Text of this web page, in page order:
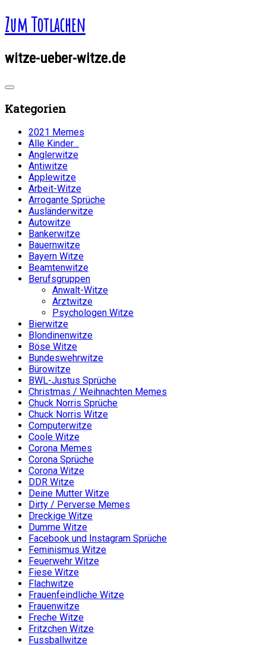
Zum Totlachen
witze-ueber-witze.de
Kategorien
2021 Memes
Alle Kinder…
Anglerwitze
Antiwitze
Applewitze
Arbeit-Witze
Arrogante Sprüche
Ausländerwitze
Autowitze
Bankerwitze
Bauernwitze
Bayern Witze
Beamtenwitze
Berufsgruppen
Anwalt-Witze
Arztwitze
Psychologen Witze
Bierwitze
Blondinenwitze
Böse Witze
Bundeswehrwitze
Bürowitze
BWL-Justus Sprüche
Christmas / Weihnachten Memes
Chuck Norris Sprüche
Chuck Norris Witze
Computerwitze
Coole Witze
Corona Memes
Corona Sprüche
Corona Witze
DDR Witze
Deine Mutter Witze
Dirty / Perverse Memes
Dreckige Witze
Dumme Witze
Facebook und Instagram Sprüche
Feminismus Witze
Feuerwehr Witze
Fiese Witze
Flachwitze
Frauenfeindliche Witze
Frauenwitze
Freche Witze
Fritzchen Witze
Fussballwitze